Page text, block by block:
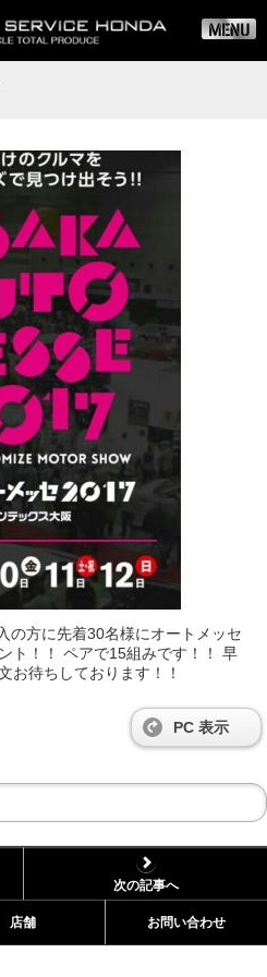
の方に先着30名様にオートメッセ
ト！！ ペアで15組みです！！ 早
お待ちしております！！
PC 表示
次の記事へ
店舗 お問い合わせ